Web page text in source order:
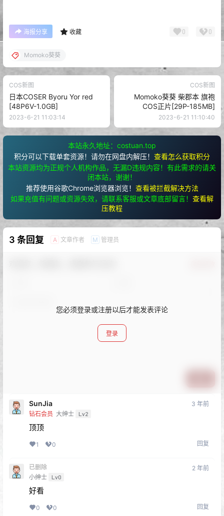
海报分享 收藏 0 0
Momoko葵葵
COS新图
日本COSER Byoru Yor red
[48P6V-1.0GB]
2023-6-21 11:03:14
COS新图
Momoko葵葵 柴郡本 旗袍
COS正片[29P-185MB]
2023-6-21 11:10:40
本站永久地址：costuan.top
积分可以下载单套资源！请勿在网盘内解压！ 查看怎么获取积分
本站资源均为正规个人机构作品，无漏D违规内容！有此需求的请关
闭本站，谢谢！
推荐使用谷歌Chrome浏览器浏览！ 查看被拦截解决方法
如果充值有问题或资源失效，请联系客服或文章底部留言！ 查看解
压教程
3 条回复 A 文章作者 M 管理员
您必须登录或注册以后才能发表评论
登录
SunJia
钻石会员 大绅士 Lv2
3 年前
顶顶
1 0 回复
已删除
小绅士 Lv0
2 年前
好看
0 0 回复